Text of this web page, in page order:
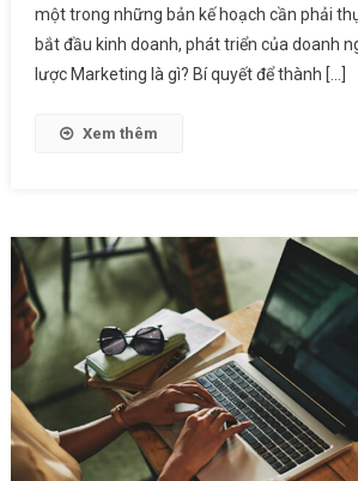
Là
Gì
–
Hiệu
Quả
một trong những bản kế hoạch cần phải
bắt đầu kinh doanh, phát triển của doanh
lược Marketing là gì? Bí quyết để thành […]
Xem thêm